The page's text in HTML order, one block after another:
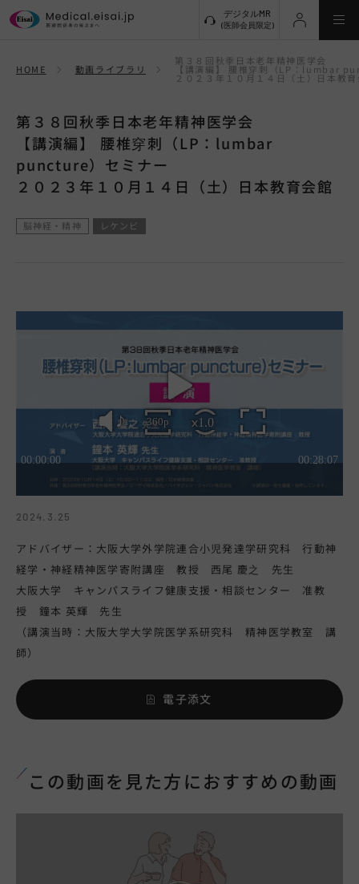
デジタルMR
(医師会員限定)
新規登録
ログイン
メインメニューに戻る
動画ライブラリトップ
領域別動画
HOME 動画ライブラリ
第３８回秋季日本老年精神医学会
【講演編】 腰椎穿刺（LP：lumbar
２０２３年１０月１４日（土）日本教
第３８回秋季日本老年精神医学会
【講演編】 腰椎穿刺（LP：lumbar
puncture）セミナー
２０２３年１０月１４日（土）日本教育会館
脳神経・精神 レケンビ
2024.3.25
アドバイザー：大阪大学外学院連合小児発達学研究科 行動神
経学・神経精神医学寄附講座 教授 西尾 慶之 先生
大阪大学 キャンパスライフ健康支援・相談センター 准教
授 鐘本 英輝 先生
（講演当時：大阪大学大学院医学系研究科 精神医学教室 講
師）
電子添文
この動画を見た方におすすめの動画